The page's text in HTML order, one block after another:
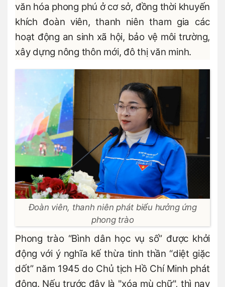
văn hóa phong phú ở cơ sở, đồng thời khuyến
khích đoàn viên, thanh niên tham gia các
hoạt động an sinh xã hội, bảo vệ môi trường,
xây dựng nông thôn mới, đô thị văn minh.
Đoàn viên, thanh niên phát biểu hưởng ứng
phong trào
Phong trào “Bình dân học vụ số” được khởi
động với ý nghĩa kế thừa tinh thần “diệt giặc
dốt” năm 1945 do Chủ tịch Hồ Chí Minh phát
động. Nếu trước đây là "xóa mù chữ", thì nay